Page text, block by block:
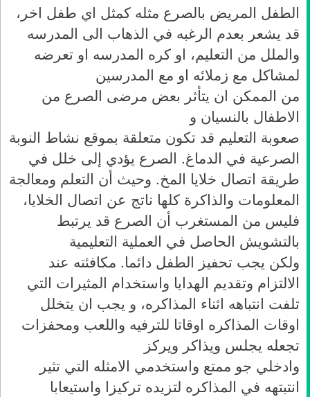
الطفل المريض بالصرع مثله كمثل اي طفل اخر،
قد يشعر بعدم الرغبه في الذهاب الى المدرسه
والملل من التعليم، او كره المدرسه او تعرضه
لمشاكل مع زملائه او مع المدرسين
من الممكن ان يتأثر بعض مرضى الصرع من
الاطفال بالنسيان و
صعوبة التعليم قد تكون متعلقة بموقع نشاط النوبة
الصرعية في الدماغ. الصرع يؤدي إلى خلل في
طريقة اتصال خلايا المخ. وحيث أن التعلم ومعالجة
المعلومات والذاكرة كلها ناتج عن اتصال الخلايا،
فليس من المستغرب أن الصرع قد يرتبط
بالتشويش الحاصل في العملية التعليمية
ولكن يجب تحفيز الطفل دائما. مكافئته عند
الالتزام وتقديم الهدايا واستخدام المثيرات التي
تلفت انتباهه اثناء المذاكره، و يجب ان يتخلل
اوقات المذاكره اوقاتا للترفيه واللعب ومحفزات
تجعله يجلس ويذاكر ويركز
وادخلي جو ممتع واستخدمي الامثله التي تثير
انتبتهه في المذاكره لتزيده تركيزا واستيعابا